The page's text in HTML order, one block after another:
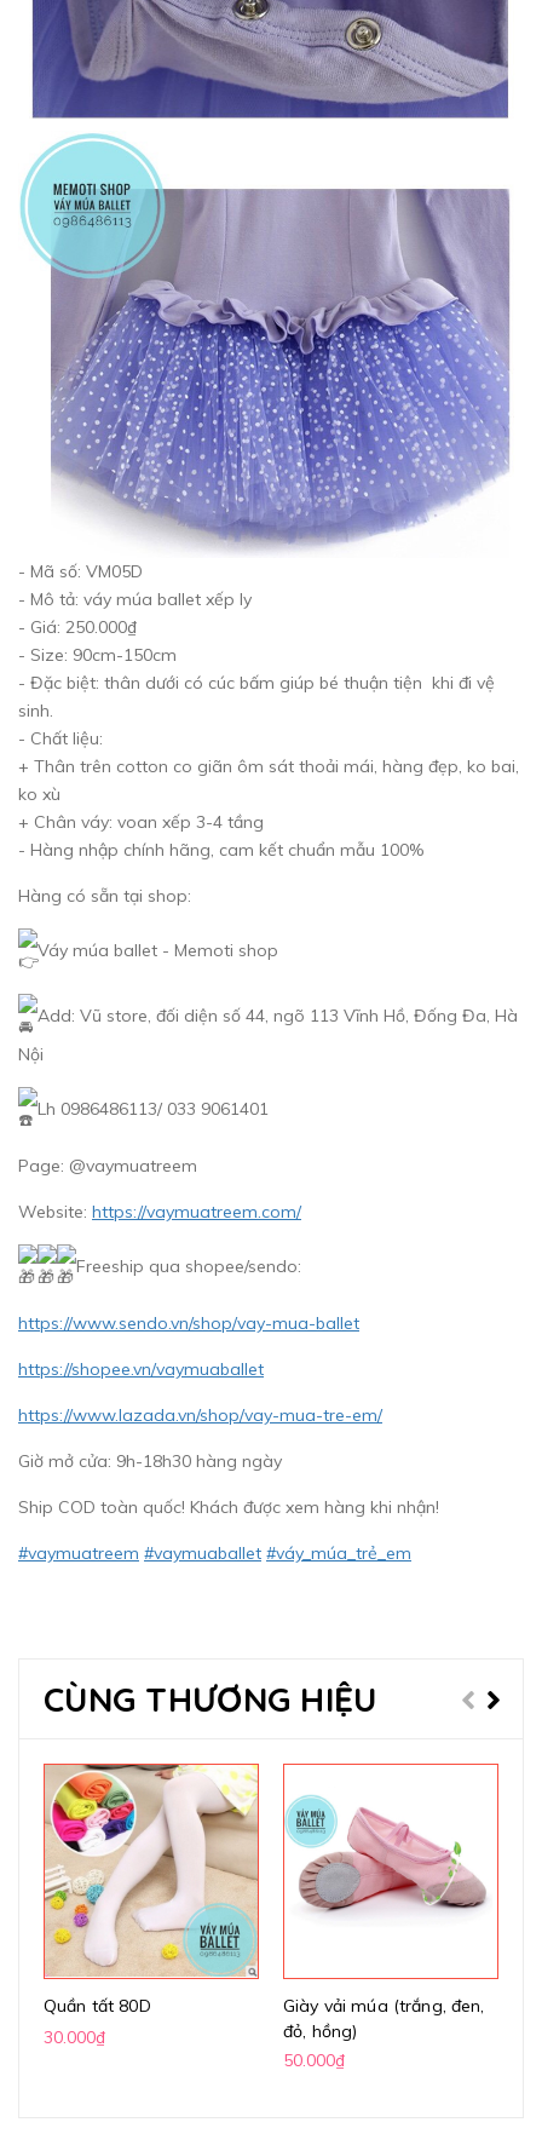
- Mã số: VM05D
- Mô tả: váy múa ballet xếp ly
- Giá: 250.000₫
- Size: 90cm-150cm
- Đặc biệt: thân dưới có cúc bấm giúp bé thuận tiện khi đi vệ
sinh.
- Chất liệu:
+ Thân trên cotton co giãn ôm sát thoải mái, hàng đẹp, ko bai,
ko xù
+ Chân váy: voan xếp 3-4 tầng
- Hàng nhập chính hãng, cam kết chuẩn mẫu 100%
Hàng có sẵn tại shop:
Váy múa ballet - Memoti shop
Add: Vũ store, đối diện số 44, ngõ 113 Vĩnh Hồ, Đống Đa, Hà
Nội
Lh 0986486113/ 033 9061401
Page: @vaymuatreem
Website: https://vaymuatreem.com/
Freeship qua shopee/sendo:
https://www.sendo.vn/shop/vay-mua-ballet
https://shopee.vn/vaymuaballet
https://www.lazada.vn/shop/vay-mua-tre-em/
Giờ mở cửa: 9h-18h30 hàng ngày
Ship COD toàn quốc! Khách được xem hàng khi nhận!
#vaymuatreem #vaymuaballet #váy_múa_trẻ_em
CÙNG THƯƠNG HIỆU
Quần tất 80D
30.000₫
Giày vải múa (trắng, đen,
đỏ, hồng)
50.000₫